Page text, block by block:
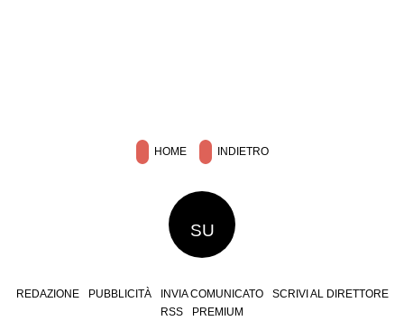
HOME INDIETRO
SU
REDAZIONE PUBBLICITÀ INVIA COMUNICATO
SCRIVI AL DIRETTORE
RSS
PREMIUM